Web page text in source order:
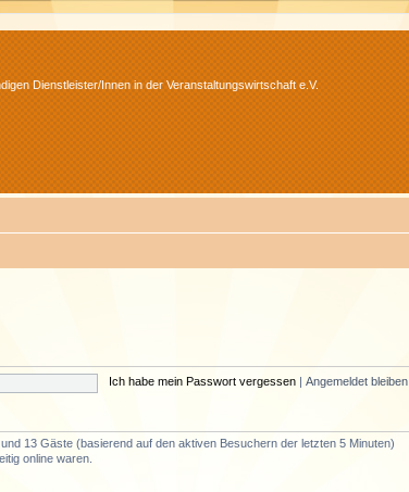
Dienstleister/Innen in der Veranstaltungswirtschaft e.V.
Ich habe mein Passwort vergessen Angemeldet bleiben
13 Gäste (basierend auf den aktiven Besuchern der letzten 5 Minuten)
online waren.